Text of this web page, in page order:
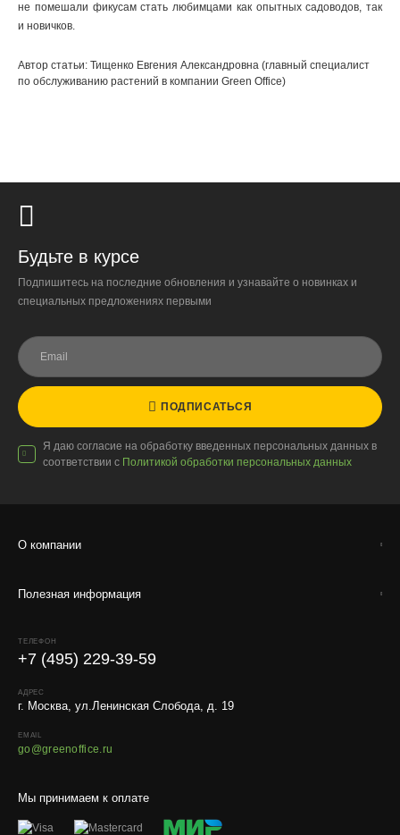
не помешали фикусам стать любимцами как опытных садоводов, так
и новичков.
Автор статьи: Тищенко Евгения Александровна (главный специалист
по обслуживанию растений в компании Green Office)
Будьте в курсе
Подпишитесь на последние обновления и узнавайте о новинках и
специальных предложениях первыми
ПОДПИСАТЬСЯ
Я даю согласие на обработку введенных персональных данных в
соответствии с Политикой обработки персональных данных
О компании
Полезная информация
Мы принимаем к оплате
ТЕЛЕФОН
+7 (495) 229-39-59
АДРЕС
г. Москва, ул.Ленинская Слобода, д. 19
EMAIL
go@greenoffice.ru